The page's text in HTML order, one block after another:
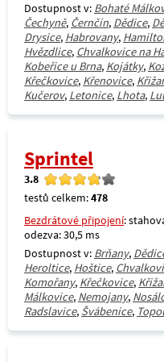
Dostupnost v: Bohaté
Čechyně, Černčín, Dědice,
Drysice, Habrovany,
Hvězdlice, Chvalkovice na
Kobeřice u Brna, Kojátky,
Křečkovice, Křenovice,
Kučerov, Letonice, Lhota,
Sprintel
3.8
testů celkem:478
Bezdrátové připojení:
odezva: 30,5 ms
Dostupnost v: Brňany,
Heroltice, Hoštice,
Komořany, Křečkovice,
Málkovice, Nemojany,
Radslavice, Švábenice,